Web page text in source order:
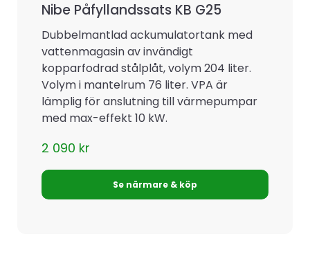
Nibe Påfyllandssats KB G25
Dubbelmantlad ackumulatortank med
vattenmagasin av invändigt
kopparfodrad stålplåt, volym 204 liter.
Volym i mantelrum 76 liter. VPA är
lämplig för anslutning till värmepumpar
med max-effekt 10 kW.
2 090 kr
Se närmare & köp